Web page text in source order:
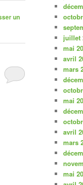
un
juillet
mai
avril
mars
mai
avril
mars
mai